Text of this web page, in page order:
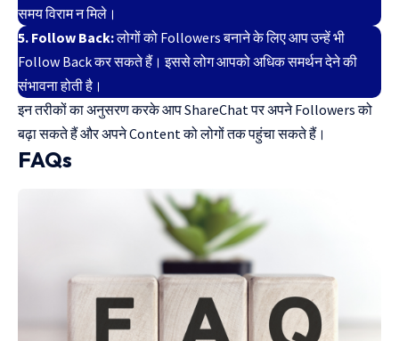
समय विराम न मिले।
5. Follow Back:लोगों को Followers बनाने के लिए आप उन्हें भी
Follow Back कर सकते हैं। इससे लोग आपको अधिक समर्थन देने की
संभावना होती है।
इन तरीकों का अनुसरण करके आप ShareChat पर अपने Followers को
बढ़ा सकते हैं और अपने Content को लोगों तक पहुंचा सकते हैं।
FAQs